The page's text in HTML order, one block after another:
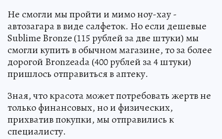
Не смогли мы пройти и мимо ноу-хау -
автозагара в виде салфеток. Но если дешевые
Sublime Bronze (115 рублей за две штуки) мы
смогли купить в обычном магазине, то за более
дорогой Bronzeada (400 рублей за 4 штуки)
пришлось отправиться в аптеку.
Зная, что красота может потребовать жертв не
только финансовых, но и физических,
прихватив покупки, мы отправились к
специалисту.